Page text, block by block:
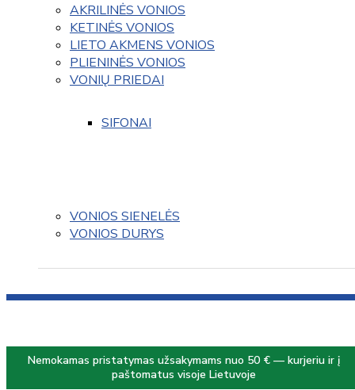
AKRILINĖS VONIOS
KETINĖS VONIOS
LIETO AKMENS VONIOS
PLIENINĖS VONIOS
VONIŲ PRIEDAI
SIFONAI
VONIOS SIENELĖS
VONIOS DURYS
Nemokamas pristatymas užsakymams nuo 50 € — kurjeriu ir į
paštomatus visoje Lietuvoje